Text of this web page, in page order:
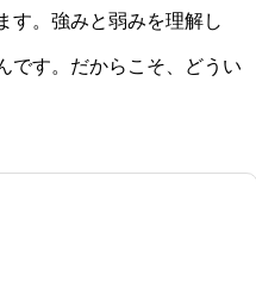
す。強みと弱みを理解し
です。だからこそ、どうい